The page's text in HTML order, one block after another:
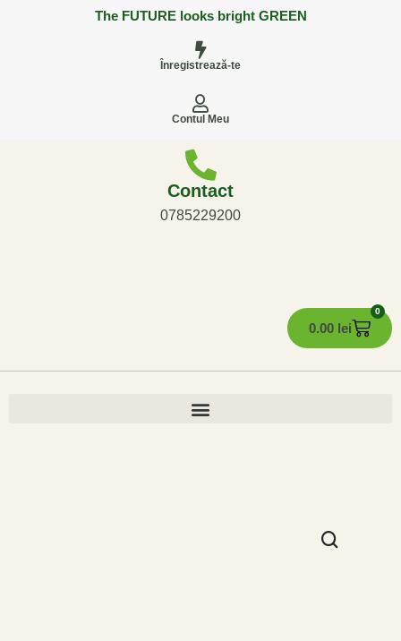
The FUTURE looks bright GREEN
Înregistrează-te
Contul Meu
Contact
0785229200
0.00 lei
0